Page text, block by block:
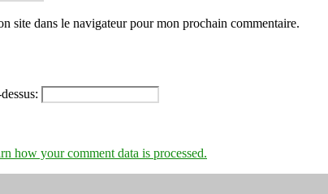
site dans le navigateur pour mon prochain commentaire.
how your comment data is processed.